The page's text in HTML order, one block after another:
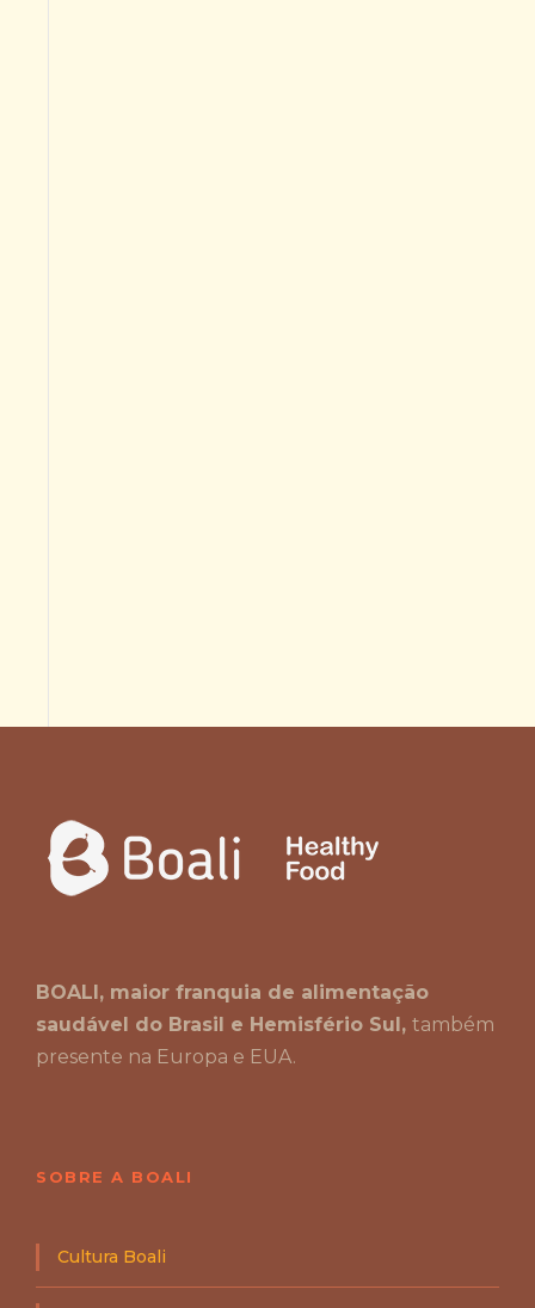
BOALI, maior franquia de alimentação
saudável do Brasil e Hemisfério Sul, também
presente na Europa e EUA.
SOBRE A BOALI
Cultura Boali